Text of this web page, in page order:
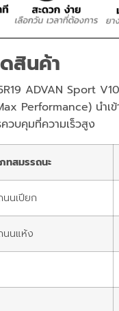
สินค้า
ADVAN Sport
Performance) นำเ
ควบคุมที่ความเร็วสูง
ทสมรรถนะ
นเปียก
นนแห้ง